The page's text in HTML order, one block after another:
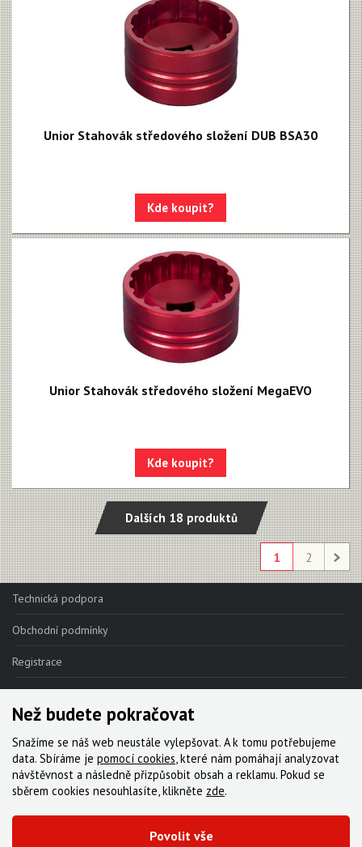
Unior Stahovák středového složení DUB BSA30
Kde koupit?
Unior Stahovák středového složení MegaEVO
Kde koupit?
Dalších 18 produktů
1 2
Technická podpora
Obchodní podmínky
Registrace
Reklamace
Kde nakoupit
Kontakt
Servis
Ke stažení
Než budete pokračovat
Snažíme se náš web neustále vylepšovat. A k tomu potřebujeme
data. Sbíráme je pomocí cookies, které nám pomáhají analyzovat
návštěvnost a následně přizpůsobit obsah a reklamu. Pokud se
sběrem cookies nesouhlasíte, klikněte zde.
Povolit vše